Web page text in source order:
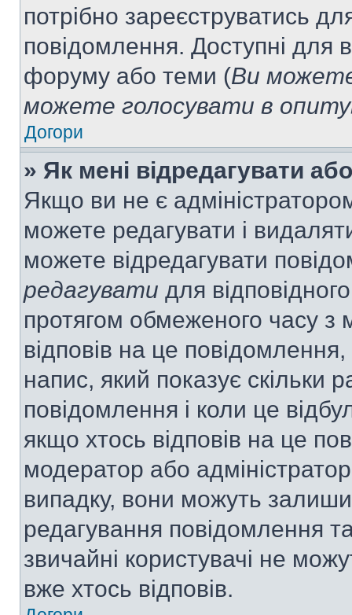
потрібно зареєструватись
повідомлення. Доступні для
форуму або теми (Ви
можете голосувати в
Догори
» Як мені відредагувати
Якщо ви не є
можете редагувати і
можете відредагувати
редагувати для
протягом обмеженого часу
відповів на це
напис, який показує скільки
повідомлення і коли це
якщо хтось відповів на це
модератор або
випадку, вони можуть
редагування повідомлення
звичайні користувачі не
вже хтось відповів.